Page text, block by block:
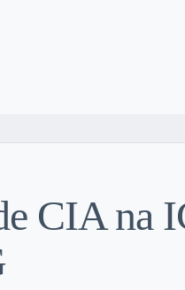
CIA na